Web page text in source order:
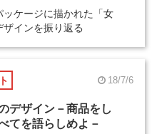
ッケージに描かれた「女
ザインを振り返る
18/7/6
デザイン－商品をし
てを語らしめよ－